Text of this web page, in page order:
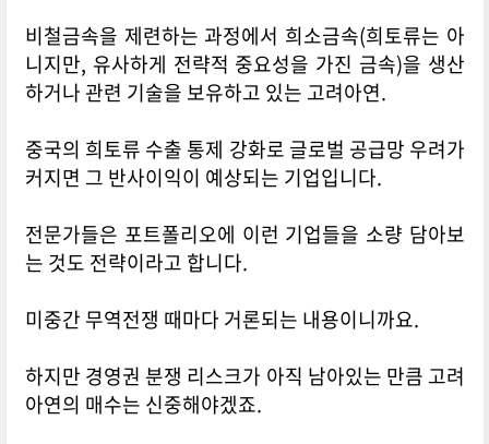
비철금속을 제련하는 과정에서 희소금속(희토류는 아
니지만, 유사하게 전략적 중요성을 가진 금속)을 생산
하거나 관련 기술을 보유하고 있는 고려아연.
중국의 희토류 수출 통제 강화로 글로벌 공급망 우려가
커지면 그 반사이익이 예상되는 기업입니다.
전문가들은 포트폴리오에 이런 기업들을 소량 담아보
는 것도 전략이라고 합니다.
미중간 무역전쟁 때마다 거론되는 내용이니까요.
하지만 경영권 분쟁 리스크가 아직 남아있는 만큼 고려
아연의 매수는 신중해야겠죠.